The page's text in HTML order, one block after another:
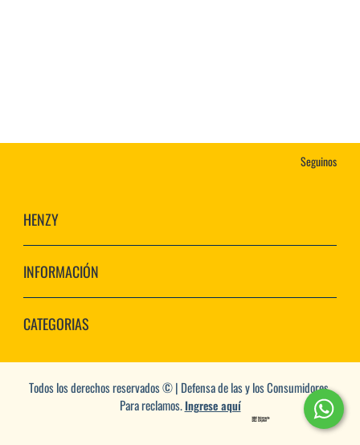
Seguinos
HENZY
INFORMACIÓN
CATEGORIAS
Todos los derechos reservados © | Defensa de las y los Consumidores.
Para reclamos.Ingrese aquí